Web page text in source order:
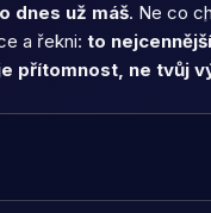
dnes už máš. Ne co
a řekni: to
přítomnost, ne tvůj